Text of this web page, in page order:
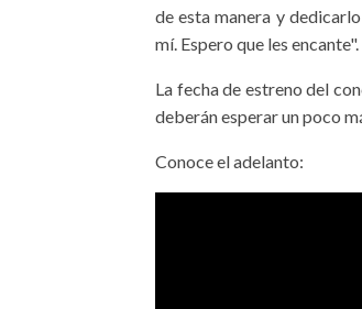
de esta manera y
mí. Espero que les encante".
La fecha de estreno del
deberán esperar un poco
Conoce el adelanto: